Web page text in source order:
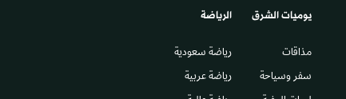
يوميات الشرق​
مذاقات
سفر وسياحة
الرياضة
رياضة سعودية
رياضة عربية